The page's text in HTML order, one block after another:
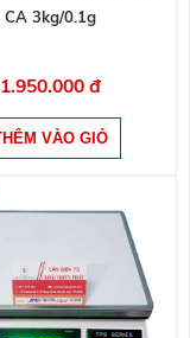
CA 3kg/0.1g
1.950.000 đ